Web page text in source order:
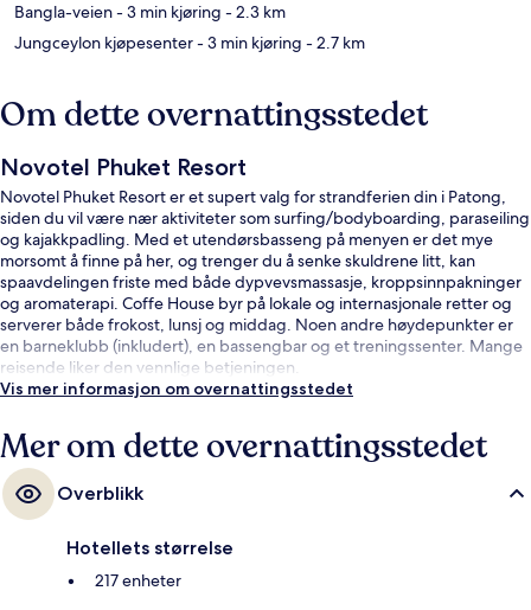
Bangla-veien- 3 min kjøring - 2.3 km
Jungceylon kjøpesenter- 3 min kjøring - 2.7 km
Om dette overnattingsstedet
Novotel Phuket Resort
Novotel Phuket Resort er et supert valg for strandferien din i Patong,
siden du vil være nær aktiviteter som surfing/bodyboarding, paraseiling
og kajakkpadling. Med et utendørsbasseng på menyen er det mye
morsomt å finne på her, og trenger du å senke skuldrene litt, kan
spaavdelingen friste med både dypvevsmassasje, kroppsinnpakninger
og aromaterapi. Coffe House byr på lokale og internasjonale retter og
serverer både frokost, lunsj og middag. Noen andre høydepunkter er
en barneklubb (inkludert), en bassengbar og et treningssenter. Mange
reisende liker den vennlige betjeningen.
Vis mer informasjon om overnattingsstedet
Mer om dette overnattingsstedet
Overblikk
Hotellets størrelse
217 enheter